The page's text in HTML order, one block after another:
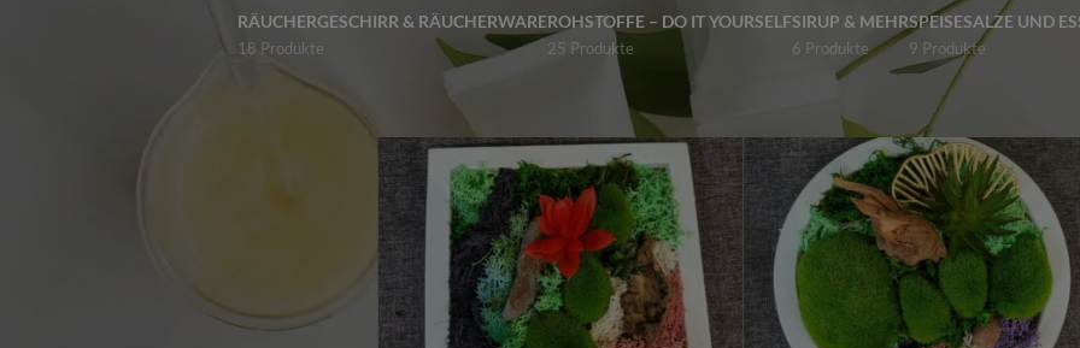
RÄUCHERGESCHIRR & RÄUCHERWARE
18 Produkte
ROHSTOFFE – DO IT YOURSELF
25 Produkte
SIRUP & MEHR
6 Produkte
SPEISESALZE UND
9 Produkte
Produkte verschlagwortet mit „Moosbild Samy“ Show